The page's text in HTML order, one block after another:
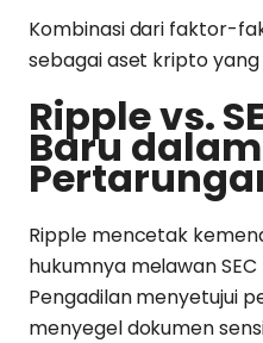
Kombinasi dari faktor-
sebagai aset kripto
Ripple vs.
Baru dalam
Ripple mencetak
hukumnya melawan SEC
Pengadilan menyetujui
menyegel dokumen